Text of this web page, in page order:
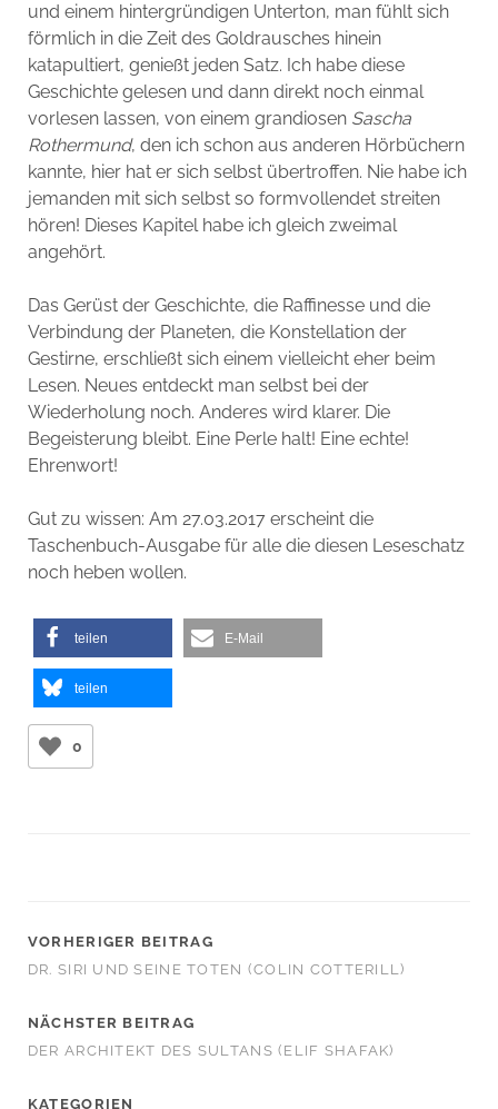
und einem hintergründigen Unterton, man fühlt sich
förmlich in die Zeit des Goldrausches hinein
katapultiert, genießt jeden Satz. Ich habe diese
Geschichte gelesen und dann direkt noch einmal
vorlesen lassen, von einem grandiosen Sascha
Rothermund, den ich schon aus anderen Hörbüchern
kannte, hier hat er sich selbst übertroffen. Nie habe ich
jemanden mit sich selbst so formvollendet streiten
hören! Dieses Kapitel habe ich gleich zweimal
angehört.
Das Gerüst der Geschichte, die Raffinesse und die
Verbindung der Planeten, die Konstellation der
Gestirne, erschließt sich einem vielleicht eher beim
Lesen. Neues entdeckt man selbst bei der
Wiederholung noch. Anderes wird klarer. Die
Begeisterung bleibt. Eine Perle halt! Eine echte!
Ehrenwort!
Gut zu wissen: Am 27.03.2017 erscheint die
Taschenbuch-Ausgabe für alle die diesen Leseschatz
noch heben wollen.
teilen E-Mail
teilen
0
VORHERIGER BEITRAG
DR. SIRI UND SEINE TOTEN (COLIN COTTERILL)
NÄCHSTER BEITRAG
DER ARCHITEKT DES SULTANS (ELIF SHAFAK)
KATEGORIEN